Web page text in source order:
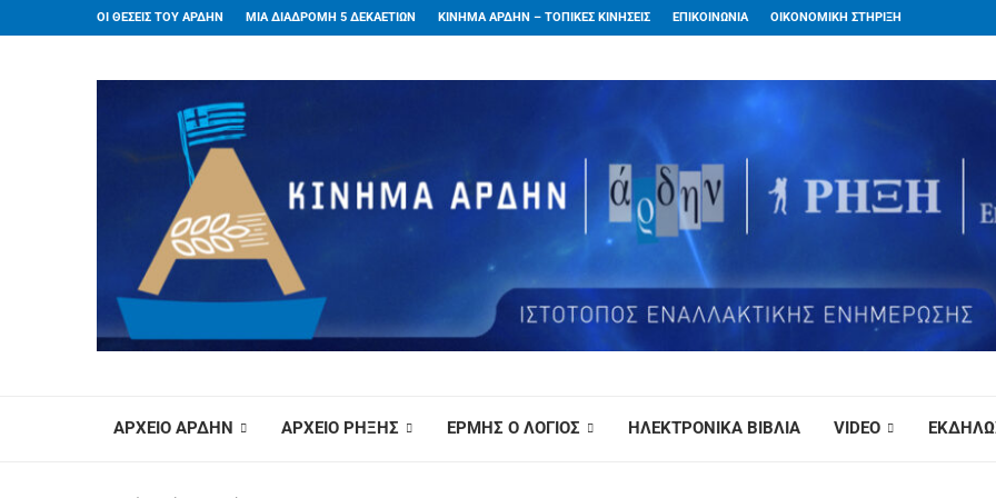
ΟΙ ΘΕΣΕΙΣ ΤΟΥ ΑΡΔΗΝ ΜΙΑ ΔΙΑΔΡΟΜΗ 5 ΔΕΚΑΕΤΙΩΝ ΚΙΝΗΜΑ ΑΡΔΗΝ – ΤΟΠΙΚΕΣ ΚΙΝΗΣΕΙΣ ΕΠΙΚΟΙΝΩΝΙΑ ΟΙΚΟΝΟΜΙΚΗ ΣΤΗΡΙΞΗ
ΑΡΧΕΙΟ ΑΡΔΗΝ ΑΡΧΕΙΟ ΡΗΞΗΣ ΕΡΜΗΣ Ο ΛΟΓΙΟΣ ΗΛΕΚΤΡΟΝΙΚΑ ΒΙΒΛΙΑ VIDEO